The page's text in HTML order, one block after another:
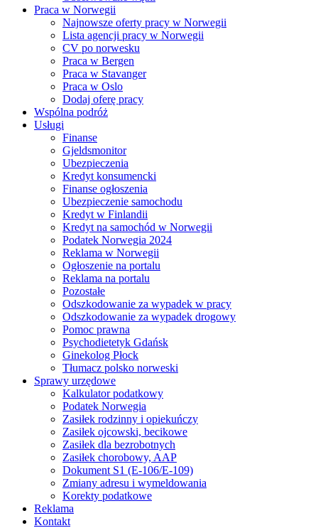
Praca w Norwegii
Najnowsze oferty pracy w Norwegii
Lista agencji pracy w Norwegii
CV po norwesku
Praca w Bergen
Praca w Stavanger
Praca w Oslo
Dodaj oferę pracy
Wspólna podróż
Usługi
Finanse
Gjeldsmonitor
Ubezpieczenia
Kredyt konsumencki
Finanse ogłoszenia
Ubezpieczenie samochodu
Kredyt w Finlandii
Kredyt na samochód w Norwegii
Podatek Norwegia 2024
Reklama w Norwegii
Ogłoszenie na portalu
Reklama na portalu
Pozostałe
Odszkodowanie za wypadek w pracy
Odszkodowanie za wypadek drogowy
Pomoc prawna
Psychodietetyk Gdańsk
Ginekolog Płock
Tłumacz polsko norweski
Sprawy urzędowe
Kalkulator podatkowy
Podatek Norwegia
Zasiłek rodzinny i opiekuńczy
Zasiłek ojcowski, becikowe
Zasiłek dla bezrobotnych
Zasiłek chorobowy, AAP
Dokument S1 (E-106/E-109)
Zmiany adresu i wymeldowania
Korekty podatkowe
Reklama
Kontakt